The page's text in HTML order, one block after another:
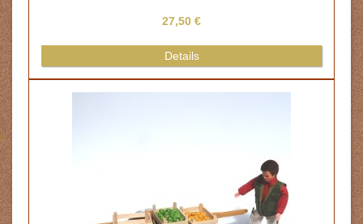
27,50 €
Details